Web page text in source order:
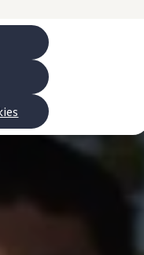
modelo
de sesión y tienda
el vehículo
los mapas y las